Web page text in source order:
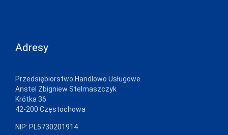
Adresy
Przedsiębiorstwo Handlowo Usługowe
Anstel Zbigniew Stelmaszczyk
Krótka 36
42-200 Częstochowa
NIP: PL5730201914